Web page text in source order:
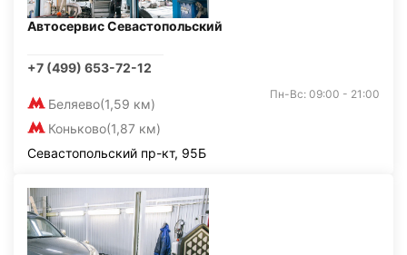
Автосервис Севастопольский
+7 (499) 653-72-12
Беляево(1,59 км)
Коньково(1,87 км)
Пн-Вс: 09:00 - 21:00
Севастопольский пр-кт, 95Б